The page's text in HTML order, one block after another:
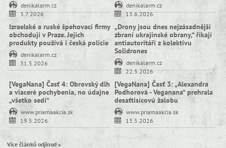
denikalarm.cz
3.7.2026
denikalarm.cz
13.6.2026
Izraelské a ruské špehovací firmy
obchodují v Praze. Jejich
produkty používá i česká policie
denikalarm.cz
31.5.2026
„Drony jsou dnes nejzásadnější
zbraní ukrajinské obrany,“ říkají
antiautoritáři z kolektivu
Solidrones
denikalarm.cz
22.5.2026
[VegaNana] Časť 4: Obrovský dlh
a viaceré pochybenia, no údajne
„všetko sedí“
www.priamaakcia.sk
19.5.2026
[VegaNana] Časť 3: „Alexandra
Podhorová - Veganana“ prehrala
desaťtisícovú žalobu
www.priamaakcia.sk
13.5.2026
Více článků odjinud »